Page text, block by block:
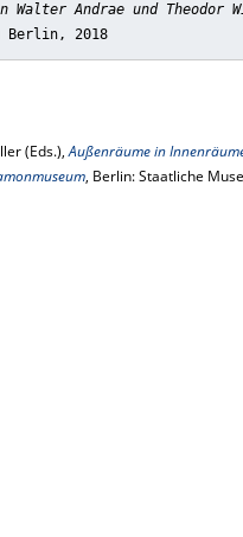
Andrae und Theodor
Berlin, 2018
(Eds.),Außenräume in
, Berlin: Staatliche